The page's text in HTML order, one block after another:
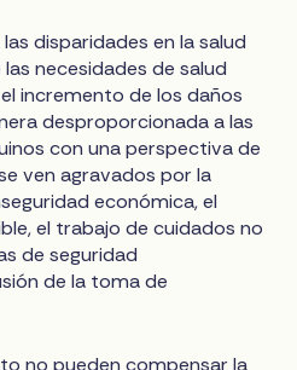
disparidades en la salud
necesidades de salud
incremento de los daños
desproporcionada a las
con una perspectiva de
ven agravados por la
económica, el
el trabajo de cuidados no
de seguridad
de la toma de
no pueden compensar la